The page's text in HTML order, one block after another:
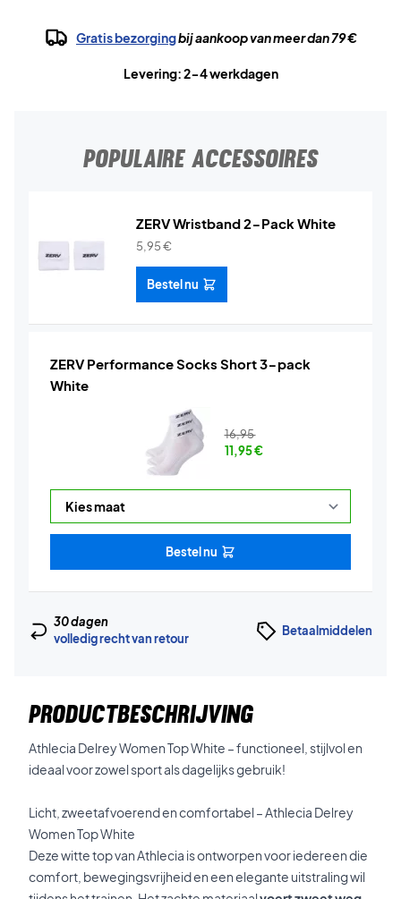
Gratis bezorgingbij aankoop van meer dan 79 €
Levering: 2-4 werkdagen
POPULAIRE ACCESSOIRES
ZERV Wristband 2-Pack White
5,95€
Bestel nu
ZERV Performance Socks Short 3-pack
White
16,95
11,95€
Bestel nu
30 dagen
volledig recht van retour
Betaalmiddelen
PRODUCTBESCHRIJVING
Athlecia Delrey Women Top White – functioneel, stijlvol en
ideaal voor zowel sport als dagelijks gebruik!
Licht, zweetafvoerend en comfortabel – Athlecia Delrey
Women Top White
Deze witte top van Athlecia is ontworpen voor iedereen die
comfort, bewegingsvrijheid en een elegante uitstraling wil